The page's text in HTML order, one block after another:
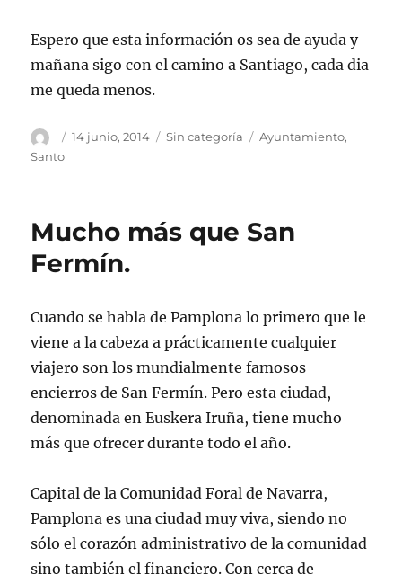
Espero que esta información os sea de ayuda y
mañana sigo con el camino a Santiago, cada dia
me queda menos.
AutorPublicado
14 junio, 2014 Categorías
Sin categoría Etiquetas
Ayuntamiento,
Santo
Mucho más que San
Fermín.
Cuando se habla de Pamplona lo primero que le
viene a la cabeza a prácticamente cualquier
viajero son los mundialmente famosos
encierros de San Fermín. Pero esta ciudad,
denominada en Euskera Iruña, tiene mucho
más que ofrecer durante todo el año.
Capital de la Comunidad Foral de Navarra,
Pamplona es una ciudad muy viva, siendo no
sólo el corazón administrativo de la comunidad
sino también el financiero. Con cerca de